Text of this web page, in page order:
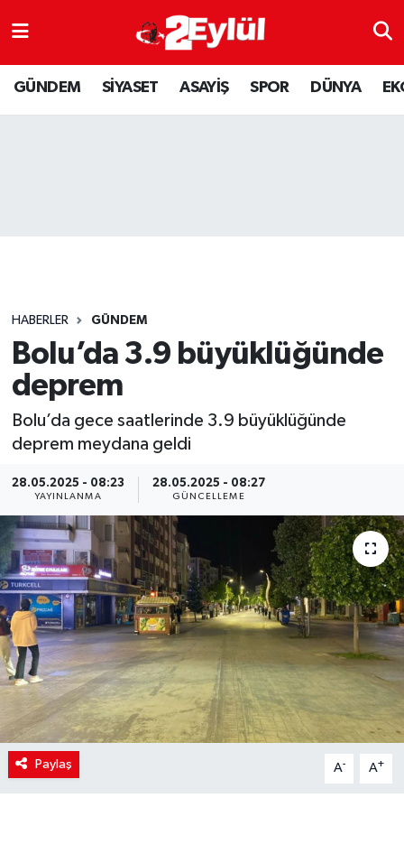
GÜNDEM SİYASET ASAYİŞ SPOR DÜNYA
HABERLER GÜNDEM
Bolu’da 3.9 büyüklüğünde
deprem
Bolu’da gece saatlerinde 3.9 büyüklüğünde
deprem meydana geldi
28.05.2025 - 08:23
YAYINLANMA
28.05.2025 - 08:27
GÜNCELLEME
Paylaş A- A+
ASAYİŞ
DÜNYA
SPOR
YAŞAM
Nöbetçi Eczaneler
Hava Durumu
Son Dakika Haberleri
Haber Arşivi